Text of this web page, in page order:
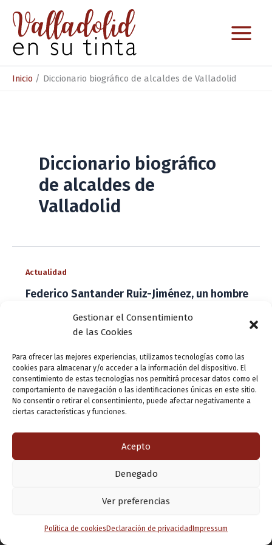
Gestionar el Consentimiento
de las Cookies
Para ofrecer las mejores experiencias, utilizamos tecnologías como las
cookies para almacenar y/o acceder a la información del dispositivo. El
consentimiento de estas tecnologías nos permitirá procesar datos como el
comportamiento de navegación o las identificaciones únicas en este sitio.
No consentir o retirar el consentimiento, puede afectar negativamente a
ciertas características y funciones.
Acepto
Denegado
Ver preferencias
Política de cookies Declaración de privacidad Impressum
contenido
Inicio Diccionario biográfico de alcaldes de Valladolid
Diccionario biográfico
de alcaldes de
Valladolid
Actualidad
Federico Santander Ruiz-Jiménez, un hombre
10 diciembre, 2012
Santander, que fue concejal y alcalde del Ayuntamiento
de Valladolid, pudo simultanear estas ocupaciones, en
algún momento, con el de director de […]
Copyright © 2026 Valladolid en su titna